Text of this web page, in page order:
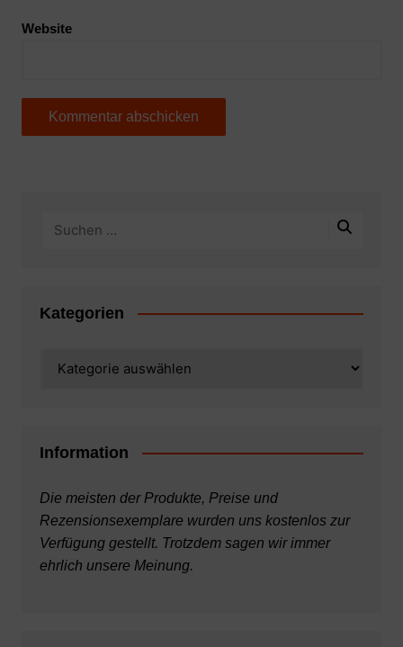
Website
Kategorien
Information
Die meisten der Produkte, Preise und
Rezensionsexemplare wurden uns kostenlos zur
Verfügung gestellt. Trotzdem sagen wir immer
ehrlich unsere Meinung.